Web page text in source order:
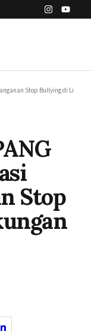
Stop Bullying di
Stop